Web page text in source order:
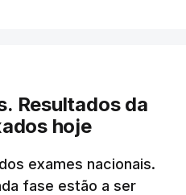
Resultados da
hoje
exames nacionais.
fase estão a ser